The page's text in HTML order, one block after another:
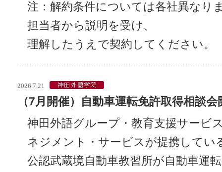
注：解約条件については各社異なり
担当者から説明を受け、
理解したうえで契約してください。
2026.7.21
（7月開催）自動車運転免許取得相談
神田外語グループ・教育支援サービ
ネジメント・サービスが提携してい
公認武蔵境自動車教習所が自動車運